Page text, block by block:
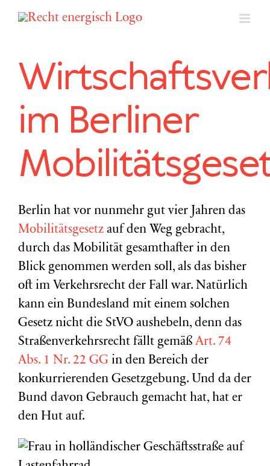
im Berliner
Berlin hat vor nunmehr gut vier Jahren das
Mobilitätsgesetz auf den Weg gebracht,
durch das Mobilität gesamthafter in den
Blick genommen werden soll, als das bisher
oft im Verkehrsrecht der Fall war. Natürlich
kann ein Bundesland mit einem solchen
Gesetz nicht die StVO aushebeln, denn das
Straßenverkehrsrecht fällt gemäß Art. 74
Abs. 1 Nr. 22 GG in den Bereich der
konkurrierenden Gesetzgebung. Und da der
Bund davon Gebrauch gemacht hat, hat er
den Hut auf.